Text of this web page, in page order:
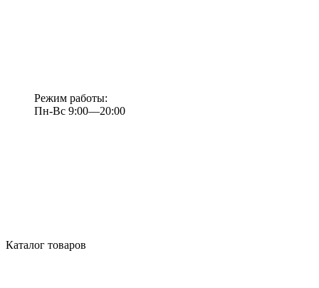
Режим работы:
Пн-Вс 9:00—20:00
Каталог товаров